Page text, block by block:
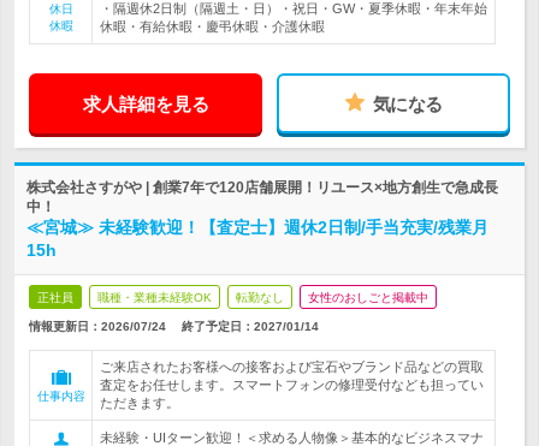
休日
休暇
・隔週休2日制（隔週土・日）・祝日・GW・夏季休暇・年末年始
休暇・有給休暇・慶弔休暇・介護休暇
求人詳細を見る 気になる
株式会社さすがや | 創業7年で120店舗展開！リユース×地方創生で急成長
中！
≪宮城≫ 未経験歓迎！【査定士】週休2日制/手当充実/残業月
15h
正社員 職種・業種未経験OK 転勤なし 女性のおしごと掲載中
情報更新日：2026/07/24 終了予定日： 2027/01/14
仕事内容
ご来店されたお客様への接客および宝石やブランド品などの買取
査定をお任せします。スマートフォンの修理受付なども担ってい
ただきます。
未経験・UIターン歓迎！＜求める人物像＞基本的なビジネスマナ